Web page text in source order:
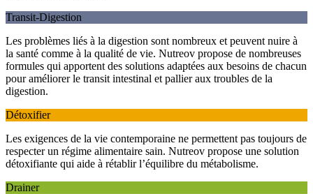
Transit-Digestion
Les problèmes liés à la digestion sont nombreux et peuvent nuire à
la santé comme à la qualité de vie. Nutreov propose de nombreuses
formules qui apportent des solutions adaptées aux besoins de chacun
pour améliorer le transit intestinal et pallier aux troubles de la
digestion.
Détoxifier
Les exigences de la vie contemporaine ne permettent pas toujours de
respecter un régime alimentaire sain. Nutreov propose une solution
détoxifiante qui aide à rétablir l’équilibre du métabolisme.
Drainer